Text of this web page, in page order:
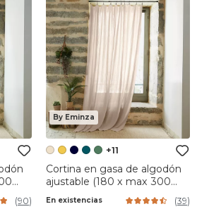
(90)
By Eminza
+11
Cortina en gasa de algodón
ajustable (180 x max 300
cm) Gaïa Beige pampa
En existencias (39)